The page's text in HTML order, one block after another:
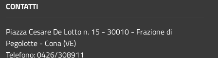
CONTATTI
Piazza Cesare De Lotto n. 15 - 30010 - Frazione di
Pegolotte - Cona (VE)
Telefono: 0426/308911